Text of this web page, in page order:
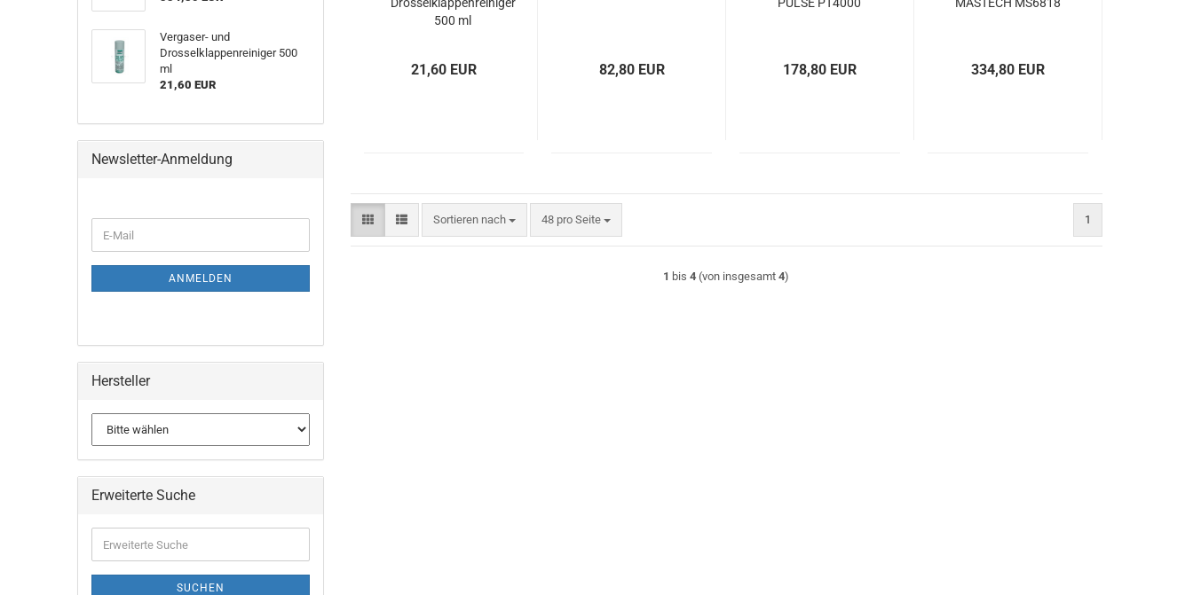
500 ml
21,60 EUR 82,80 EUR 178,80 EUR 334,80 EUR
Sortieren nach
Sortieren nach 48 pro Seite
pro Seite 1
1 bis4 (von insgesamt4)
Vergaser- und
Drosselklappenreiniger 500
ml
21,60 EUR
Newsletter-Anmeldung
ZUR
E-
Mail
ANMELDEN
Hersteller
Erweiterte Suche
Suche
SUCHEN